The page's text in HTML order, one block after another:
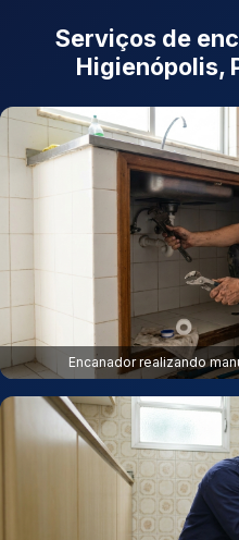
Serviços de
Higienópolis,
Encanador realizando